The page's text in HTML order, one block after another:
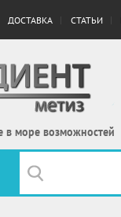
ДОСТАВКА СТАТЬИ
в море возможностей